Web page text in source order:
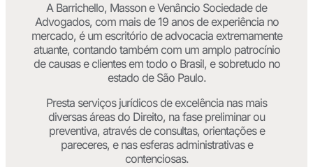
A Barrichello, Masson e Venâncio Sociedade de
Advogados, com mais de 19 anos de experiência no
mercado, é um escritório de advocacia extremamente
atuante, contando também com um amplo patrocínio
de causas e clientes em todo o Brasil, e sobretudo no
estado de São Paulo.
Presta serviços jurídicos de excelência nas mais
diversas áreas do Direito, na fase preliminar ou
preventiva, através de consultas, orientações e
pareceres, e nas esferas administrativas e
contenciosas.